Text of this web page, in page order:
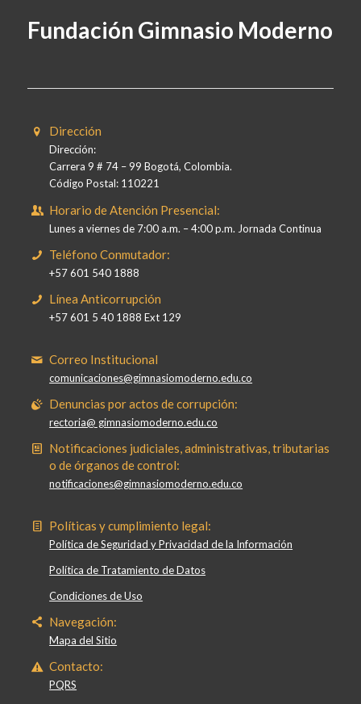
Fundación Gimnasio Moderno
Dirección
Dirección:
Carrera 9 # 74 – 99 Bogotá, Colombia.
Código Postal: 110221
Horario de Atención Presencial:
Lunes a viernes de 7:00 a.m. – 4:00 p.m. Jornada Continua
Teléfono Conmutador:
+57 601 540 1888
Línea Anticorrupción
+57 601 5 40 1888 Ext 129
Correo Institucional
comunicaciones@gimnasiomoderno.edu.co
Denuncias por actos de corrupción:
rectoria@ gimnasiomoderno.edu.co
Notificaciones judiciales, administrativas, tributarias
o de órganos de control:
notificaciones@gimnasiomoderno.edu.co
Políticas y cumplimiento legal:
Política de Seguridad y Privacidad de la Información
Política de Tratamiento de Datos
Condiciones de Uso
Navegación:
Mapa del Sitio
Contacto:
PQRS